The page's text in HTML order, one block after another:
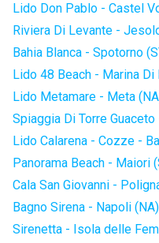
Lido Don Pablo - Castel
Riviera Di Levante -
Bahia Blanca - Spotorno
Lido 48 Beach - Marina
Lido Metamare - Meta
Spiaggia Di Torre
Lido Calarena - Cozze -
Panorama Beach - Maiori
Cala San Giovanni -
Bagno Sirena - Napoli (NA)
Sirenetta - Isola delle